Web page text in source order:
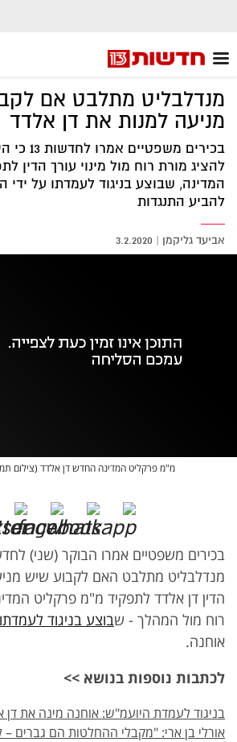
מנדלבליט מתלבט אם
מניעה למנות את דן אלדד
בכירים
להציג מורת רוח מול מינוי עורך הדין
המדינה, שבוצע בניגוד לעמדתו על ידי
להביע התנגדות
אביעד גליקמן |
3.2.2020
מ"מ פרקליט המדינה החדש דן אלדד (צילום
מנדלבליט מתלבט האם לקבוע שיש
הדין דן אלדד לתפקיד מ"מ פרקליט
רוח מול המהלך - שבוצע בניגוד לעמדתו
אוחנה.
לכתבות נוספות בנושא >>
בניגוד לעמדת היועמ"ש: אוחנה מינה את
אורלי בן ארי: "מקבלי ההחלטות הם גברים